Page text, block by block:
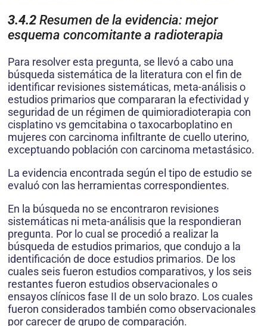
3.4.2 Resumen de la evidencia: mejor
esquema concomitante a radioterapia
Para resolver esta pregunta, se llevó a cabo una
búsqueda sistemática de la literatura con el fin de
identificar revisiones sistemáticas, meta-análisis o
estudios primarios que compararan la efectividad y
seguridad de un régimen de quimioradioterapia con
cisplatino vs gemcitabina o taxocarboplatino en
mujeres con carcinoma infiltrante de cuello uterino,
exceptuando población con carcinoma metastásico.
La evidencia encontrada según el tipo de estudio se
evaluó con las herramientas correspondientes.
En la búsqueda no se encontraron revisiones
sistemáticas ni meta-análisis que la respondieran
pregunta. Por lo cual se procedió a realizar la
búsqueda de estudios primarios, que condujo a la
identificación de doce estudios primarios. De los
cuales seis fueron estudios comparativos, y los seis
restantes fueron estudios observacionales o
ensayos clínicos fase II de un solo brazo. Los cuales
fueron considerados también como observacionales
por carecer de grupo de comparación.